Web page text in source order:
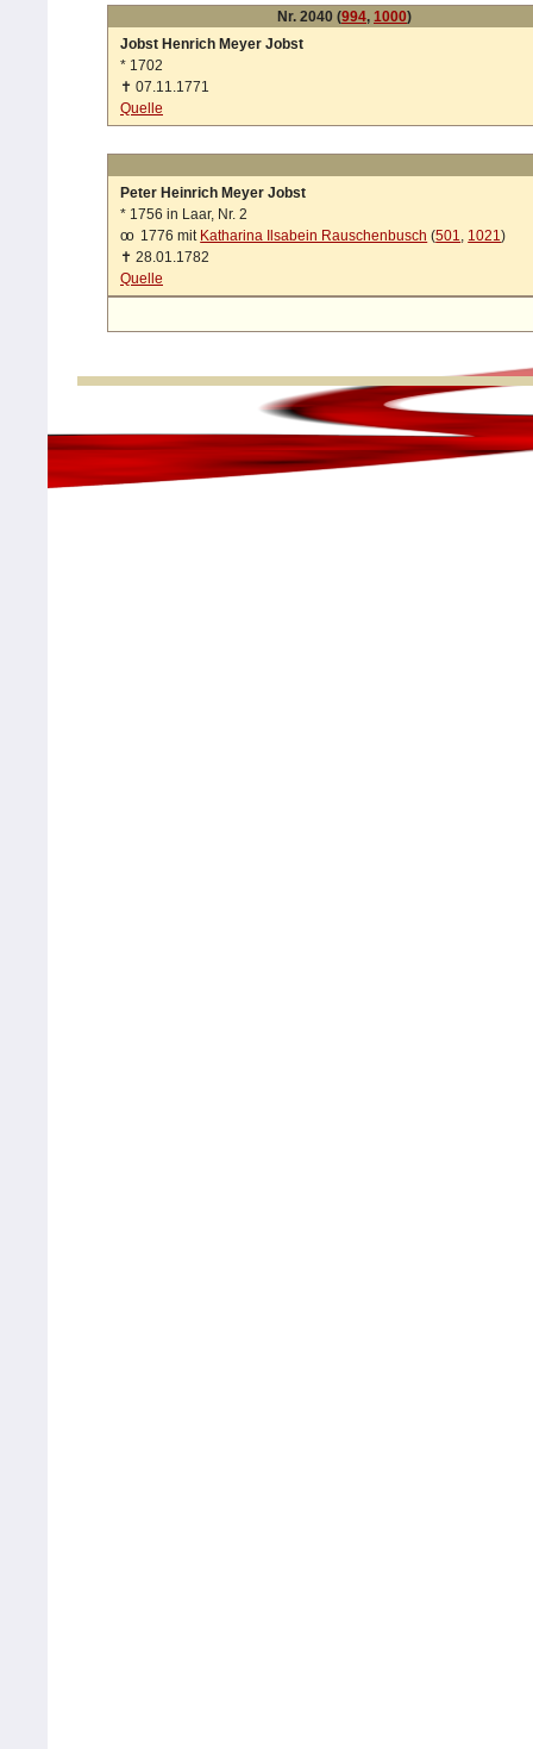
Nr. 2040 (994, 1000)
Jobst Henrich Meyer Jobst
* 1702
✝ 07.11.1771
Quelle
Peter Heinrich Meyer Jobst
* 1756 in Laar, Nr. 2
oo
1776 mit Katharina Ilsabein Rauschenbusch (501, 1021)
✝ 28.01.1782
Quelle